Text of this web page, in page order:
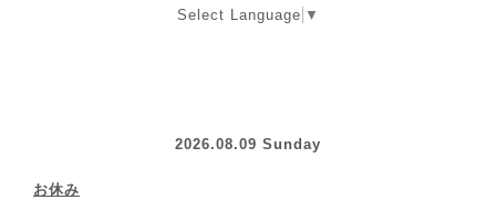
Select Language ▼
2026.08.09 Sunday
お休み